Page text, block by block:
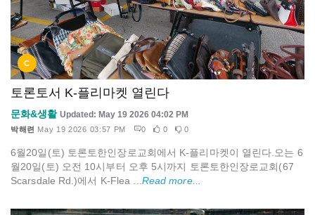
C
토론토서 K-플리마켓 열린다
문화&생활 Updated: May 19 2026 04:02 PM
박해련 May 19 2026 03:57 PM 0 0 0
6월20일(토) 토론토한인장로교회에서 K-플리마켓이 열린다.오는 6
월20일(토) 오전 10시부터 오후 5시까지 토론토한인장로교회(67
Scarsdale Rd.)에서 K-Flea ... Read more...